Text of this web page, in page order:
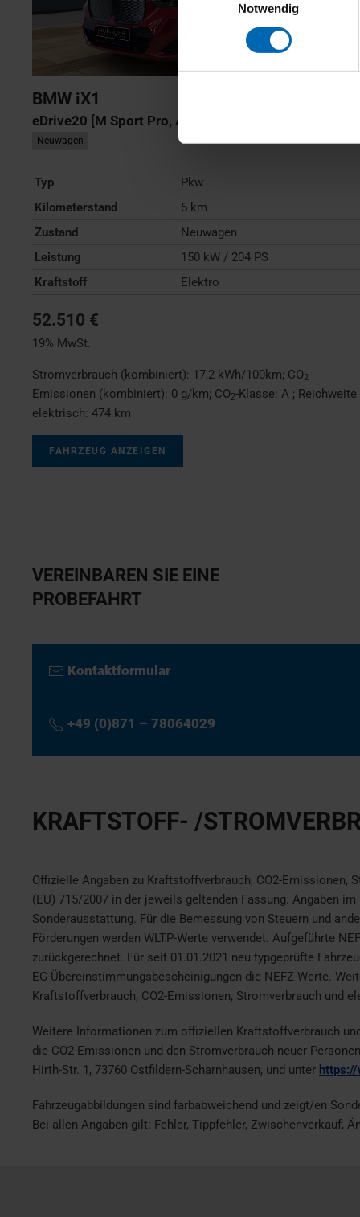
Notwendig
BMW iX1
eDrive20 [M Sport Pro, AHK, ACC, 19 LMR, RFK]
Neuwagen
Typ
Pkw
Kilometerstand
5 km
Zustand
Neuwagen
Leistung
150 kW / 204 PS
Kraftstoff
Elektro
52.510 €
19% MwSt.
Stromverbrauch (kombiniert): 17,2 kWh/100km; CO2-
Emissionen (kombiniert): 0 g/km; CO2-Klasse: A ; Reichweite
elektrisch: 474 km
FAHRZEUG ANZEIGEN
VEREINBAREN SIE EINE
PROBEFAHRT
Kontaktformular
+49 (0)871 – 78064029
KRAFTSTOFF- /
Offizielle Angaben zu Kraftstoffverbrauch, CO2-
(EU) 715/2007 in der jeweils geltenden Fassung. Angaben
Sonderausstattung. Für die Bemessung von Steuern und
Förderungen werden WLTP-Werte verwendet. Aufgeführte
zurückgerechnet. Für seit 01.01.2021 neu typgeprüfte
EG-Übereinstimmungsbescheinigungen die NEFZ-Werte.
Kraftstoffverbrauch, CO2-Emissionen, Stromverbrauch und
Weitere Informationen zum offiziellen Kraftstoffverbrauch
die CO2-Emissionen und den Stromverbrauch neuer
Hirth-Str. 1, 73760 Ostfildern-Scharnhausen, und unter
Fahrzeugabbildungen sind farbabweichend und zeigt/en
Bei allen Angaben gilt: Fehler, Tippfehler, Zwischenverkauf,